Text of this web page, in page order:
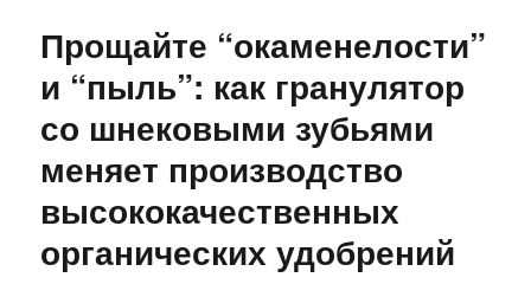
Прощайте “окаменелости”
и “пыль”: как гранулятор
со шнековыми зубьями
меняет производство
высококачественных
органических удобрений